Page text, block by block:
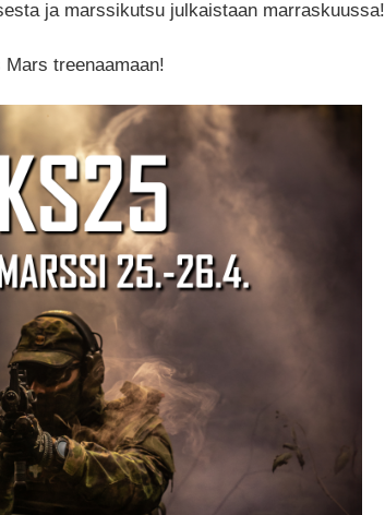
ja marssikutsu julkaistaan marraskuussa!
Mars treenaamaan!